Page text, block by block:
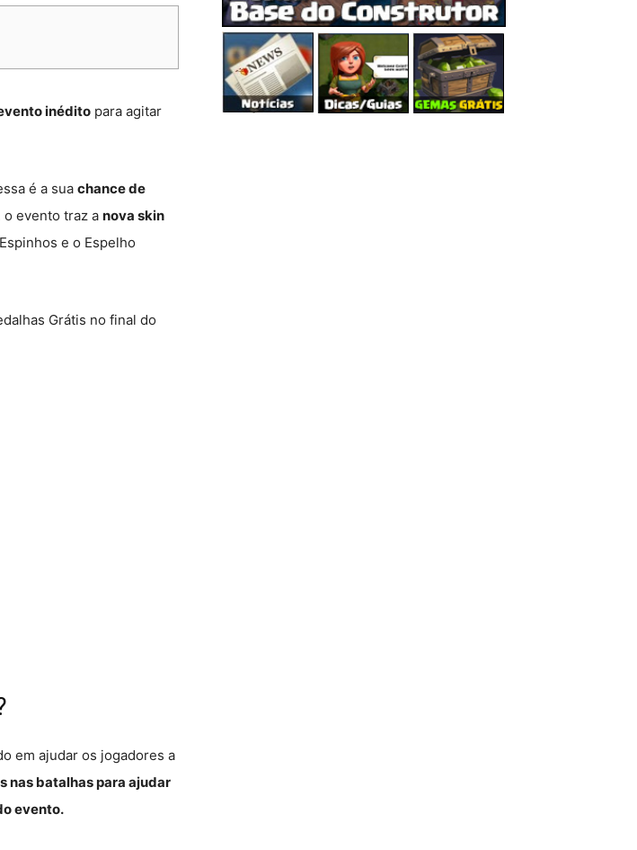
inédito para agitar
é a sua chance de
o evento traz a nova skin
e o Espelho
Grátis no final do
em ajudar os jogadores a
nas batalhas para ajudar
evento.